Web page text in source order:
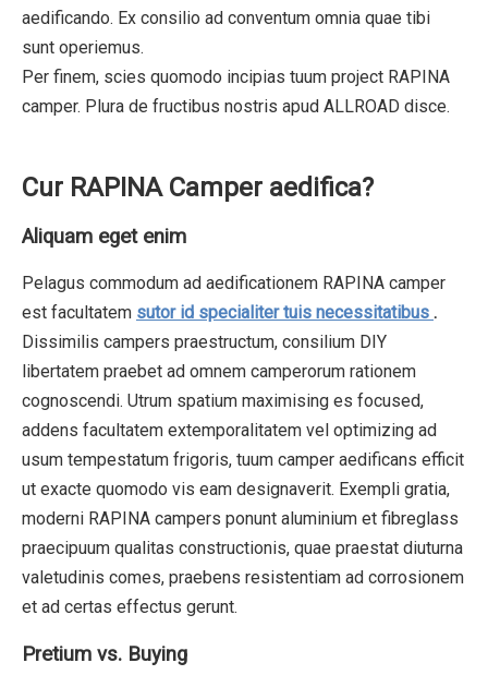
aedificando. Ex consilio ad conventum omnia quae tibi
sunt operiemus.
Per finem, scies quomodo incipias tuum project RAPINA
camper. Plura de fructibus nostris apud ALLROAD disce.
Cur RAPINA Camper aedifica?
Aliquam eget enim
Pelagus commodum ad aedificationem RAPINA camper
est facultatem sutor id specialiter tuis necessitatibus .
Dissimilis campers praestructum, consilium DIY
libertatem praebet ad omnem camperorum rationem
cognoscendi. Utrum spatium maximising es focused,
addens facultatem extemporalitatem vel optimizing ad
usum tempestatum frigoris, tuum camper aedificans efficit
ut exacte quomodo vis eam designaverit. Exempli gratia,
moderni RAPINA campers ponunt aluminium et fibreglass
praecipuum qualitas constructionis, quae praestat diuturna
valetudinis comes, praebens resistentiam ad corrosionem
et ad certas effectus gerunt.
Pretium vs. Buying